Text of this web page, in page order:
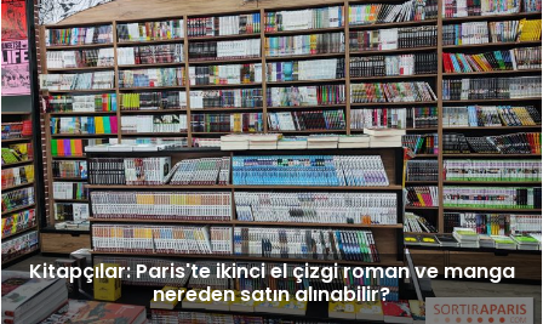
Kitapçılar: Paris'te ikinci el çizgi roman ve manga
nereden satın alınabilir?